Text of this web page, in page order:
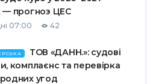
ВІД
ВИПАДКІВ
ПУТІВНИКИ ПО
— прогноз ЦЕС
07:00 42
ТОВ «ДАНН.»: судові
комплаєнс та перевірка
угод